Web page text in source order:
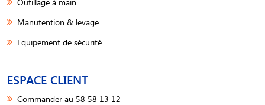
Manutention & levage
Equipement de sécurité
ESPACE CLIENT
Commander au 58 58 13 12